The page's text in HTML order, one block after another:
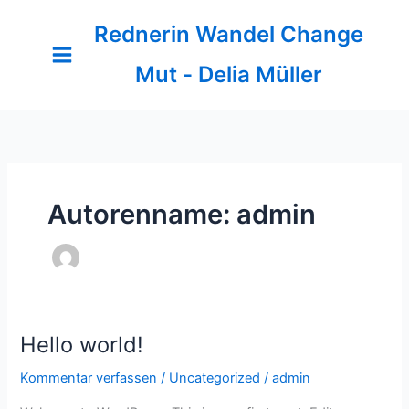
springen
Rednerin Wandel Change
Mut - Delia Müller
Autorenname: admin
Hello world!
Kommentar verfassen / Uncategorized /admin